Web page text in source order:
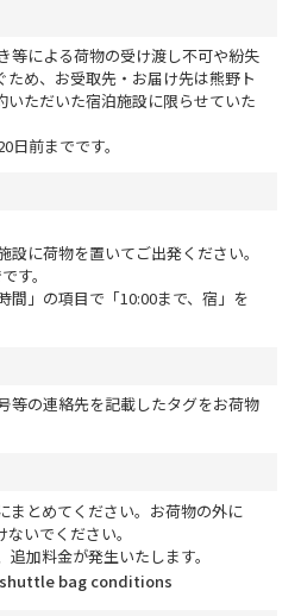
等による荷物の受け渡し不可や紛失
め、お受取先・お届け先は熊野ト
いただいた宿泊施設に限らせていた
前までです。
に荷物を置いてご出発ください。
す。
」の項目で「10:00まで、宿」を
等の連絡先を記載したタグをお荷物
まとめてください。お荷物の外に
いでください。
加料金が発生いたします。